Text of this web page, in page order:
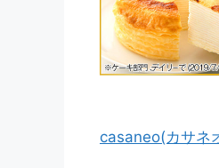
casaneo(カサネ